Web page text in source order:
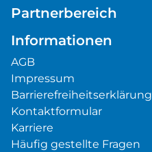
Partnerbereich
Informationen
AGB
Impressum
Barrierefreiheitserklärung
Kontaktformular
Karriere
Häufig gestellte Fragen